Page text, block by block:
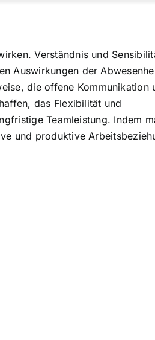
Verständnis und
Auswirkungen der
die offene Kommunikation
das Flexibilität und
Teamleistung. Indem
und produktive